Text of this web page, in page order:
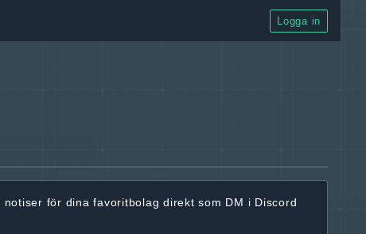
Logga in
notiser för dina favoritbolag direkt som DM i Discord